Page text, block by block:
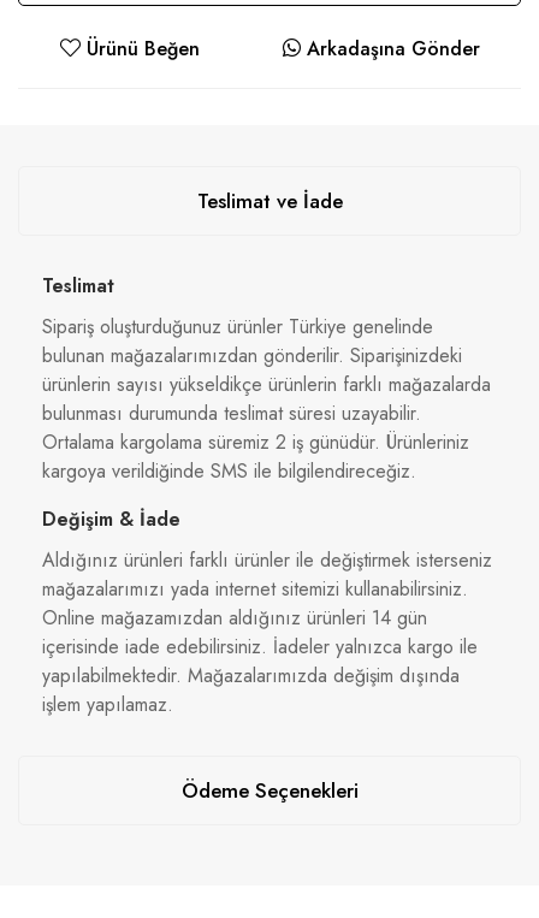
Ürünü Beğen Arkadaşına Gönder
Teslimat ve İade
Teslimat
Sipariş oluşturduğunuz ürünler Türkiye genelinde
bulunan mağazalarımızdan gönderilir. Siparişinizdeki
ürünlerin sayısı yükseldikçe ürünlerin farklı mağazalarda
bulunması durumunda teslimat süresi uzayabilir.
Ortalama kargolama süremiz 2 iş günüdür. Ürünleriniz
kargoya verildiğinde SMS ile bilgilendireceğiz.
Değişim & İade
Aldığınız ürünleri farklı ürünler ile değiştirmek isterseniz
mağazalarımızı yada internet sitemizi kullanabilirsiniz.
Online mağazamızdan aldığınız ürünleri 14 gün
içerisinde iade edebilirsiniz. İadeler yalnızca kargo ile
yapılabilmektedir. Mağazalarımızda değişim dışında
işlem yapılamaz.
Ödeme Seçenekleri